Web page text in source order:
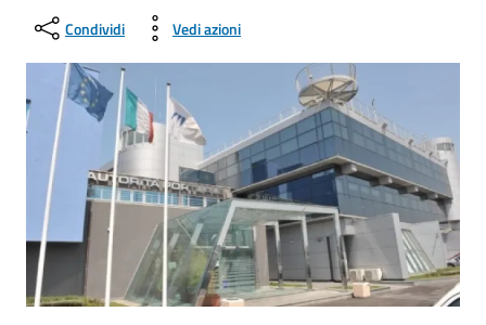
Condividi Vedi azioni